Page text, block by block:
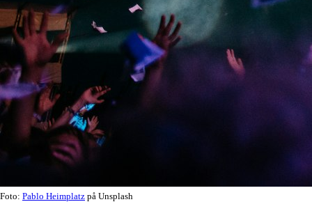
Foto: Pablo Heimplatz på Unsplash